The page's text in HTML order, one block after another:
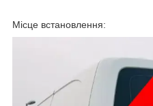
Місце встановлення: